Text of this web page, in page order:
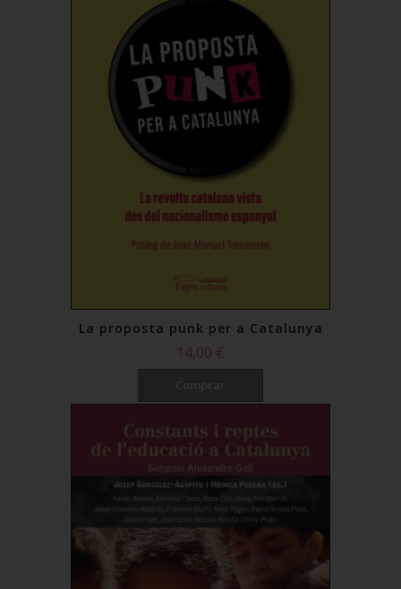
La proposta punk per a Catalunya
14,00 €